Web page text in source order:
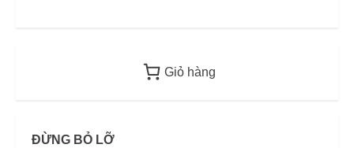
Giỏ hàng
ĐỪNG BỎ LỠ